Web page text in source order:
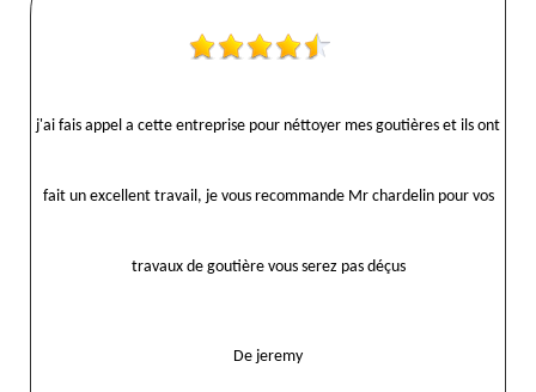
j'ai fais appel a cette entreprise pour néttoyer mes goutières et ils ont
fait un excellent travail, je vous recommande Mr chardelin pour vos
travaux de goutière vous serez pas déçus
De jeremy